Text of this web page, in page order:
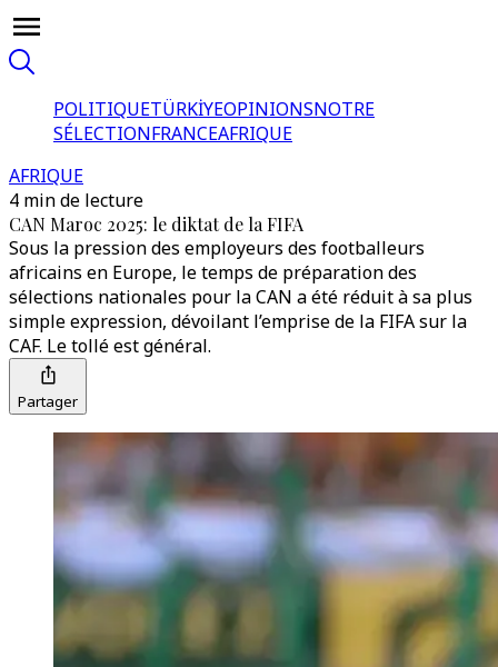
POLITIQUETÜRKİYEOPINIONSNOTRE
SÉLECTIONFRANCEAFRIQUE
AFRIQUE
4 min de lecture
CAN Maroc 2025: le diktat de la FIFA
Sous la pression des employeurs des footballeurs
africains en Europe, le temps de préparation des
sélections nationales pour la CAN a été réduit à sa plus
simple expression, dévoilant l’emprise de la FIFA sur la
CAF. Le tollé est général.
Partager